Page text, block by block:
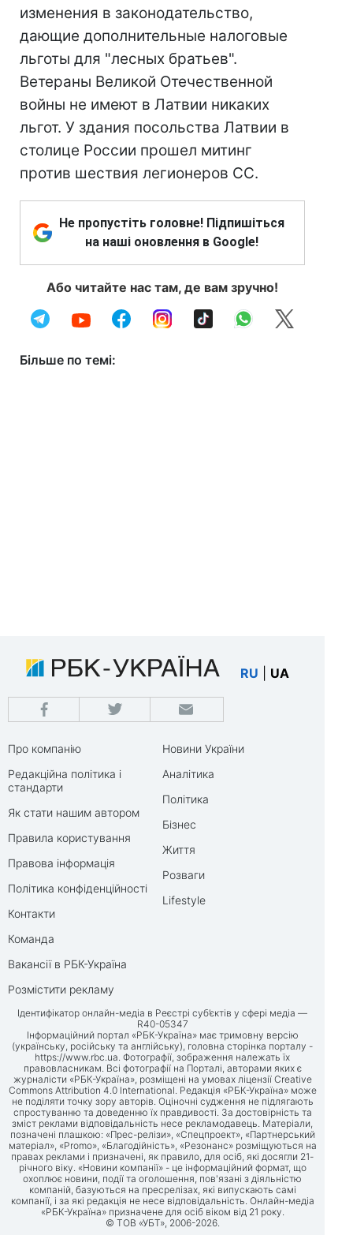
изменения в законодательство,
дающие дополнительные налоговые
льготы для "лесных братьев".
Ветераны Великой Отечественной
войны не имеют в Латвии никаких
льгот. У здания посольства Латвии в
столице России прошел митинг
против шествия легионеров СС.
Не пропустіть головне! Підпишіться
на наші оновлення в Google!
Або читайте нас там, де вам зручно!
Більше по темі:
RU UA
Про компанію
Редакційна політика і
стандарти
Як стати нашим автором
Правила користування
Правова інформація
Політика конфіденційності
Контакти
Команда
Вакансії в РБК-Україна
Розмістити рекламу
Новини України
Аналітика
Політика
Бізнес
Життя
Розваги
Lifestyle
Ідентифікатор онлайн-медіа в Реєстрі суб’єктів у сфері медіа —
R40-05347
Інформаційний портал «РБК-Україна» має тримовну версію
(українську, російську та англійську), головна сторінка порталу -
https://www.rbc.ua. Фотографії, зображення належать їх
правовласникам. Всі фотографії на Порталі, авторами яких є
журналісти «РБК-Україна», розміщені на умовах ліцензії Creative
Commons Attribution 4.0 International. Редакція «РБК-Україна» може
не поділяти точку зору авторів. Оціночні судження не підлягають
спростуванню та доведенню їх правдивості. За достовірність та
зміст реклами відповідальність несе рекламодавець. Матеріали,
позначені плашкою: «Прес-релізи», «Спецпроект», «Партнерський
матеріал», «Promo», «Благодійність», «Резонанс» розміщуються на
правах реклами і призначені, як правило, для осіб, які досягли 21-
річного віку. «Новини компанії» - це інформаційний формат, що
охоплює новини, події та оголошення, пов'язані з діяльністю
компаній, базуються на пресрелізах, які випускають самі
компанії, і за які редакція не несе відповідальність. Онлайн-медіа
«РБК-Україна» призначене для осіб віком від 21 року.
© ТОВ «УБТ», 2006-2026.